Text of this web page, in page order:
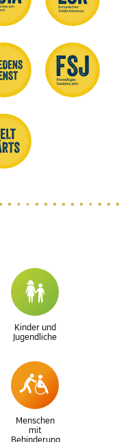
Kinder und
Jugendliche
Menschen
mit